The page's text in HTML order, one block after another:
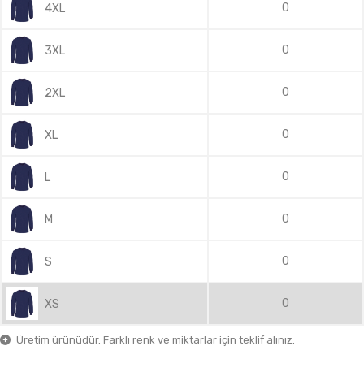
4XL 0
3XL 0
2XL 0
XL 0
L 0
M 0
S 0
XS 0
Üretim ürünüdür. Farklı renk ve miktarlar için teklif alınız.